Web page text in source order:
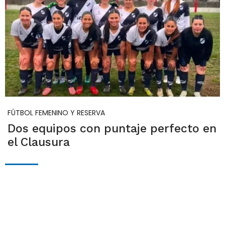
FÚTBOL FEMENINO Y RESERVA
Dos equipos con puntaje perfecto en
el Clausura